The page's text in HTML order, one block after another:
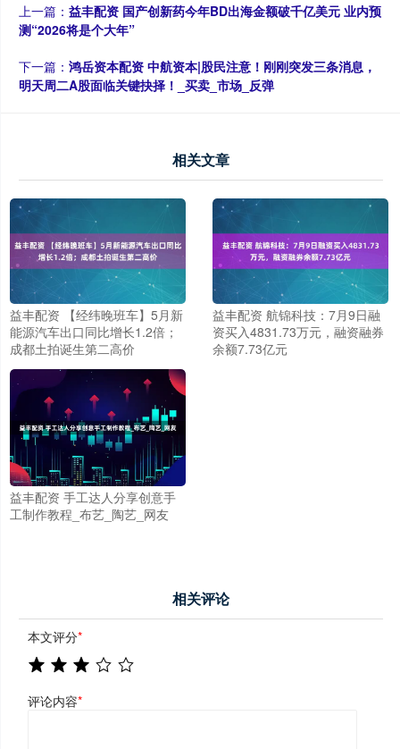
上一篇： 益丰配资 国产创新药今年BD出海金额破千亿美元 业内预
测“2026将是个大年”
下一篇： 鸿岳资本配资 中航资本|股民注意！刚刚突发三条消息，
明天周二A股面临关键抉择！_买卖_市场_反弹
相关文章
益丰配资 【经纬晚班车】5月新
能源汽车出口同比增长1.2倍；
成都土拍诞生第二高价
益丰配资 航锦科技：7月9日融
资买入4831.73万元，融资融券
余额7.73亿元
益丰配资 手工达人分享创意手
工制作教程_布艺_陶艺_网友
相关评论
本文评分*
评论内容*